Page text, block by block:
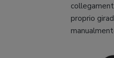
proprio